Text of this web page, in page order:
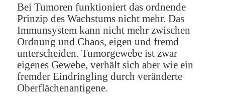
Bei Tumoren funktioniert das ordnende
Prinzip des Wachstums nicht mehr. Das
Immunsystem kann nicht mehr zwischen
Ordnung und Chaos, eigen und fremd
unterscheiden. Tumorgewebe ist zwar
eigenes Gewebe, verhält sich aber wie ein
fremder Eindringling durch veränderte
Oberflächenantigene.